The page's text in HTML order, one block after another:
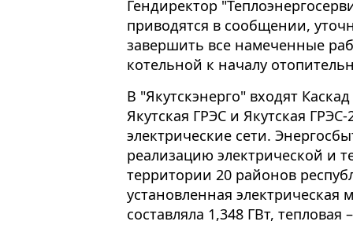
Гендиректор
приводятся в сообщении,
завершить все намеченные
котельной к началу
В "Якутскэнерго" входят
Якутская ГРЭС и Якутская
электрические сети.
реализацию электрической и
территории 20 районов
установленная электрическая
составляла 1,348 ГВт, тепловая